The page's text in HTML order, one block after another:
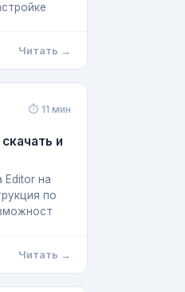
Читать →
⏱ 11 мин
и
Editor на
по
Читать →